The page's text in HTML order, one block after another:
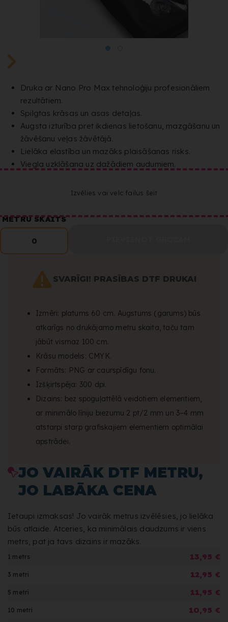
Druka ar Nano Pro Max tehnoloģiju profesionāliem
rezultātiem.
Spilgtas krāsas un asas detaļas.
Augsta izturība pret ikdienas lietošanu, mazgāšanu un
žāvēšanu veļas žāvētājā.
Lielāka elastība un mazāks plaisāšanas risks.
Viegla uzklāšana uz dažādiem audumiem.
Izvēlies vai velc failus šeit
METRU SKAITS
0
SVARĪGI! PRASĪBAS DTF DRUKAI
Izmēri: platums 60 cm. Augstums (garums) būs
atkarīgs no drukājamo metru skaita, taču tam
jābūt vismaz 100 cm.
Krāsu modelis: CMYK.
Formāts: PNG ar caurspīdīgu fonu.
Izšķirtspēja: 300 dpi.
Dizains: bez spoguļattēlā veidotiem elementiem,
ar minimālo līniju biezumu 2 pt/2 mm un 3–4 mm
atstarpi starp grafiskajiem elementiem optimālai
apstrādei.
JO VAIRĀK DTF METRU,
JO LABĀKA CENA
Ietaupi izmaksas! Jo vairāk metrus izvēlēsies, jo lielāka
būs atlaide. Atceries, ka minimālais daudzums ir viens
metrs, pat ja tavs dizains ir mazāks.
1 metrs 13,95 €
3 metri 12,95 €
5 metri 11,95 €
10 metri 10,95 €